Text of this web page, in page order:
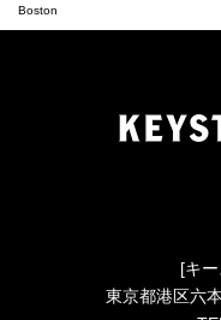
Boston
[キ
東京都港区六